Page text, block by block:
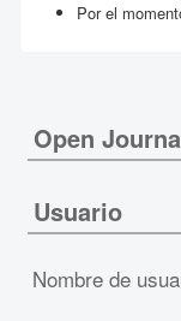
Por el
Open
Usuario
Nombre de